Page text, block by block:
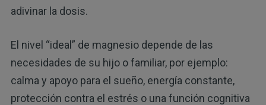
adivinar la dosis.
El nivel “ideal” de magnesio depende de las
necesidades de su hijo o familiar, por ejemplo:
calma y apoyo para el sueño, energía constante,
protección contra el estrés o una función cognitiva